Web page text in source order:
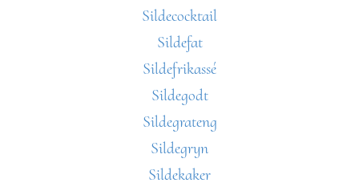
Sildecocktail
Sildefat
Sildefrikassé
Sildegodt
Sildegrateng
Sildegryn
Sildekaker